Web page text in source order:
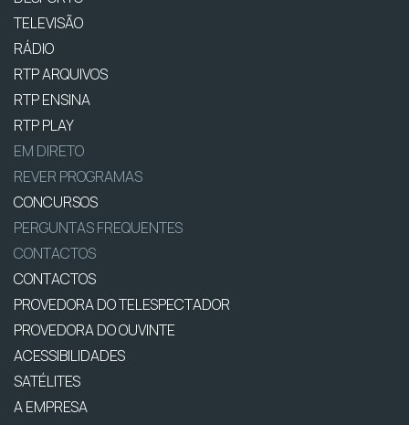
TELEVISÃO
RÁDIO
RTP ARQUIVOS
RTP ENSINA
RTP PLAY
EM DIRETO
REVER PROGRAMAS
CONCURSOS
PERGUNTAS FREQUENTES
CONTACTOS
CONTACTOS
PROVEDORA DO TELESPECTADOR
PROVEDORA DO OUVINTE
ACESSIBILIDADES
SATÉLITES
A EMPRESA